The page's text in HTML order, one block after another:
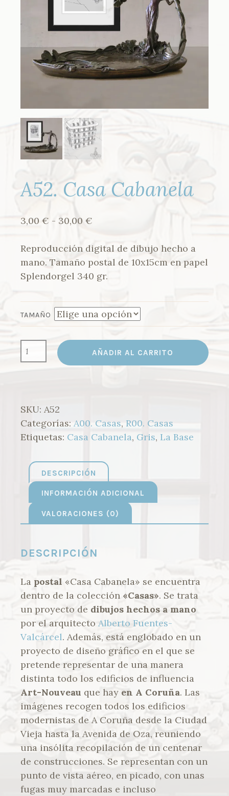
A52. Casa Cabanela
3,00 € - 30,00 €
precios:
desde
3,00 €
30,00 €
Reproducción digital de dibujo hecho a
mano. Tamaño postal de 10x15cm en papel
Splendorgel 340 gr.
TAMAÑO
CASA
AÑADIR AL CARRITO
SKU: A52
Categorías: A00. Casas, R00. Casas
Etiquetas: Casa Cabanela, Gris, La Base
DESCRIPCIÓN
INFORMACIÓN ADICIONAL
VALORACIONES (0)
DESCRIPCIÓN
La postal «Casa Cabanela» se encuentra
dentro de la colección «Casas». Se trata
un proyecto de dibujos hechos a mano
por el arquitecto Alberto Fuentes-
Valcárcel. Además, está englobado en un
proyecto de diseño gráfico en el que se
pretende representar de una manera
distinta todo los edificios de influencia
Art-Nouveau que hay en A Coruña. Las
imágenes recogen todos los edificios
modernistas de A Coruña desde la Ciudad
Vieja hasta la Avenida de Oza, reuniendo
una insólita recopilación de un centenar
de construcciones. Se representan con un
punto de vista aéreo, en picado, con unas
fugas muy marcadas e incluso